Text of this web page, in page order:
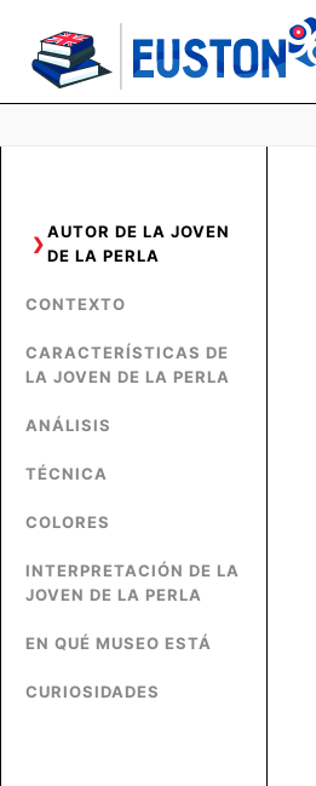
AUTOR DE LA JOVEN
DE LA PERLA
CONTEXTO
CARACTERÍSTICAS DE
LA JOVEN DE LA PERLA
ANÁLISIS
TÉCNICA
COLORES
INTERPRETACIÓN DE LA
JOVEN DE LA PERLA
EN QUÉ MUSEO ESTÁ
CURIOSIDADES